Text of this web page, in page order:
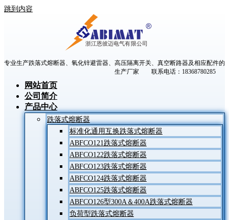
跳到内容
专业生产跌落式熔断器、氧化锌避雷器、高压隔离开关、真空断路器及相应配件的
生产厂家 联系电话：18368780285
网站首页
公司简介
产品中心
跌落式熔断器
标准化通用互换跌落式熔断器
ABFCO121跌落式熔断器
ABFCO122跌落式熔断器
ABFCO123跌落式熔断器
ABFCO124跌落式熔断器
ABFCO125跌落式熔断器
ABFCO126型300A＆400A跌落式熔断器
负荷型跌落式熔断器